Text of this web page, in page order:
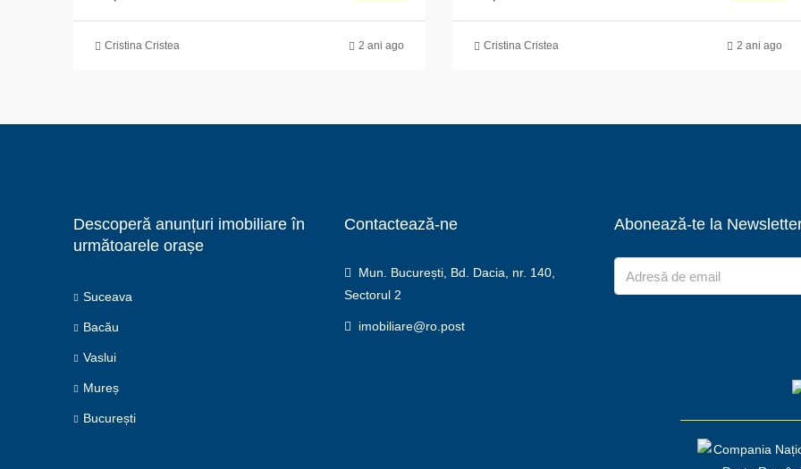
Cristina Cristea 2 ani ago Cristina Cristea 2 ani ago
Descoperă anunțuri imobiliare în
următoarele orașe
Suceava
Bacău
Vaslui
Mureș
București
Contactează-ne
Mun. București, Bd. Dacia, nr. 140,
Sectorul 2
imobiliare@ro.post
Abonează-te la